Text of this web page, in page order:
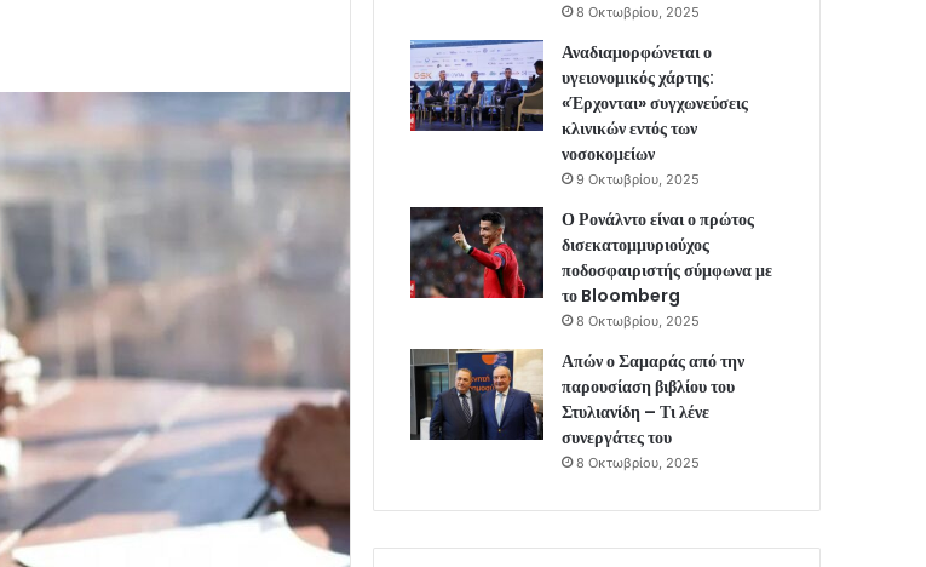
8 Οκτωβρίου, 2025
Αναδιαμορφώνεται ο
υγειονομικός χάρτης:
«Έρχονται» συγχωνεύσεις
κλινικών εντός των
νοσοκομείων
9 Οκτωβρίου, 2025
Ο Ρονάλντο είναι ο πρώτος
δισεκατομμυριούχος
ποδοσφαιριστής σύμφωνα με
το Bloomberg
8 Οκτωβρίου, 2025
Απών ο Σαμαράς από την
παρουσίαση βιβλίου του
Στυλιανίδη – Τι λένε
συνεργάτες του
8 Οκτωβρίου, 2025